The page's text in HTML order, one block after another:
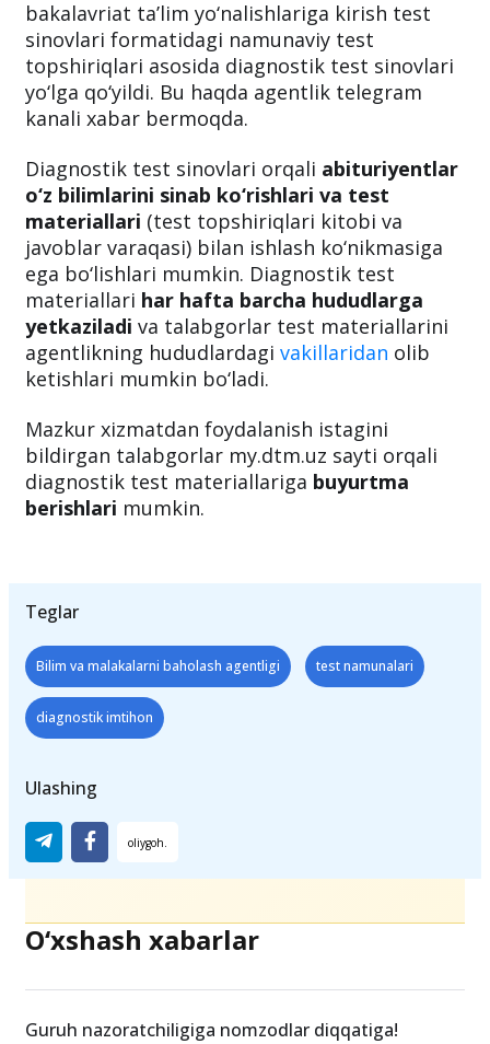
Bilim va malakalarni baholash agentligi
tomonidan oliy ta’lim muassasalarining
bakalavriat ta’lim yo‘nalishlariga kirish test
sinovlari formatidagi namunaviy test
yo‘lga qo‘yildi. Bu haqda agentlik telegram
kanali xabar bermoqda.
Diagnostik test sinovlari orqali abituriyentlar
o‘z bilimlarini sinab ko‘rishlari va test
materiallari(test topshiriqlari kitobi va
javoblar varaqasi) bilan ishlash ko‘nikmasiga
ega bo‘lishlari mumkin. Diagnostik test
materiallarihar hafta barcha hududlarga
agentlikning hududlardagivakillaridan
ketishlari mumkin bo‘ladi.
Mazkur xizmatdan foydalanish istagini
Teglar
Bilim va malakalarni baholash agentligi
diagnostik imtihon
Ulashing